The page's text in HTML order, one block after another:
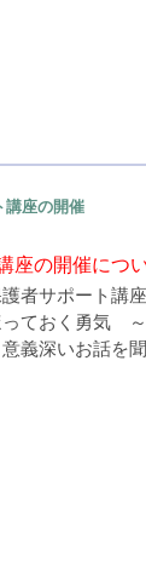
講座の開催
座の開催につ
者サポート講
ておく勇気
義深いお話を